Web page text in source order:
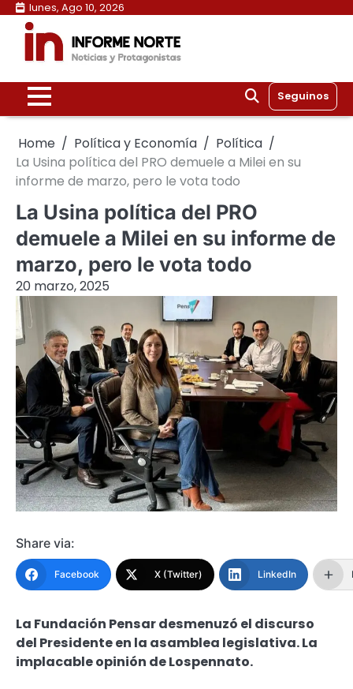
Skip
content
lunes, Ago 10, 2026
Seguinos
Home Política y Economía
Política
La Usina política del PRO demuele a Milei en su
informe de marzo, pero le vota todo
La Usina política del PRO
demuele a Milei en su informe de
marzo, pero le vota todo
20 marzo, 2025
Share via:
Facebook X (Twitter) LinkedIn
La Fundación Pensar desmenuzó el discurso
del Presidente en la asamblea legislativa. La
implacable opinión de Lospennato.